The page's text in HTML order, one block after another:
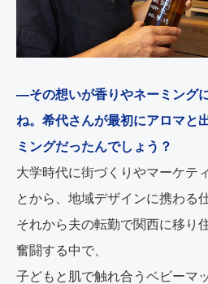
―その想いが香りやネーミング
ね。希代さんが最初にアロマと
ミングだったんでしょう？
大学時代に街づくりやマーケテ
とから、地域デザインに携わる
それから夫の転勤で関西に移り
奮闘する中で、
子どもと肌で触れ合うベビーマ